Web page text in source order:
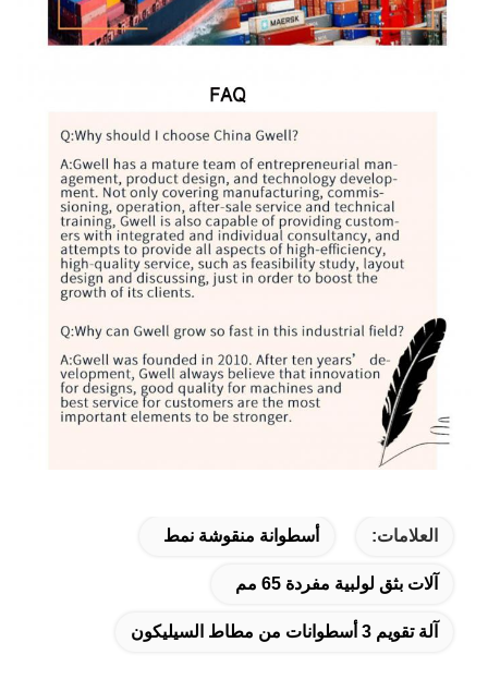
العلامات: أسطوانة منقوشة نمط
آلات بثق لولبية مفردة 65 مم
آلة تقويم 3 أسطوانات من مطاط السيليكون